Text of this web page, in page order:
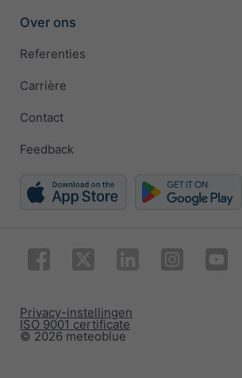
Over ons
Referenties
Carrière
Contact
Feedback
© 2026 meteoblue
ISO 9001 certificate
Privacy-instellingen